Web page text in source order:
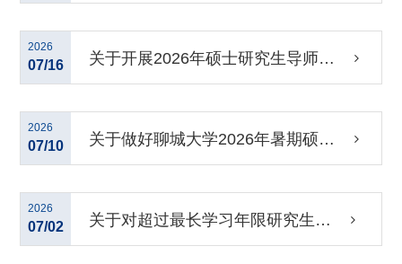
养提升系列公益讲座的通知
2026
07/16 关于开展2026年硕士研究生导师招
生资格审核认定工作的通知
2026
07/10 关于做好聊城大学2026年暑期硕师
计划研究生授课工作的通知
2026
07/02 关于对超过最长学习年限研究生作